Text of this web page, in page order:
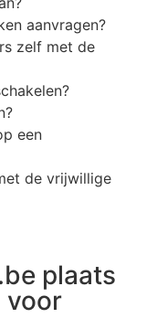
aanvragen?
zelf met de
een
de vrijwillige
plaats
voor